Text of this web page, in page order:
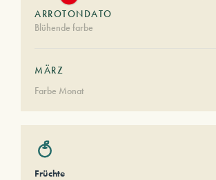
ARROTONDATO
Blühende farbe
MÄRZ
Farbe Monat
Früchte